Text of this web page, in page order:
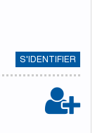
S'IDENTIFIER